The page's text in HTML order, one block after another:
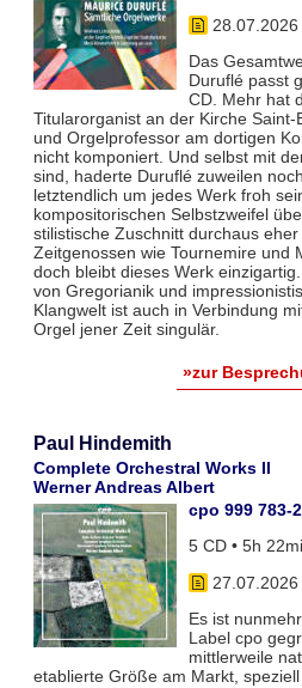
28.07.2026
Das
Duruflé passt
CD. Mehr hat
Titularorganist an der Kirche
und Orgelprofessor am dortigen
nicht komponiert. Und selbst mit
sind, haderte Duruflé zuweilen
letztendlich um jedes Werk froh
kompositorischen Selbstzweifel
stilistische Zuschnitt durchaus
Zeitgenossen wie Tournemire und
doch bleibt dieses Werk
von Gregorianik und
Klangwelt ist auch in Verbindung
Orgel jener Zeit singulär.
»zur
Paul Hindemith
Complete Orchestral Works II
Werner Andreas Albert
cpo 999 783-2
5 CD • 5h
27.07.2026
Es ist
Label cpo
mittlerweile
etablierte Größe am Markt,